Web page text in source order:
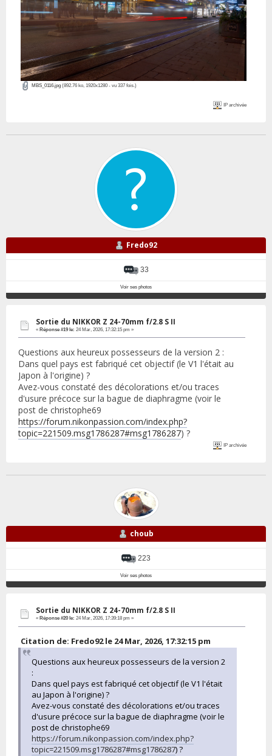
MBS_0116.jpg(892.76 ko, 1920x1280 - vu 337 fois.)
IP archivée
Fredo92
33
Voir ses photos
Sortie du NIKKOR Z 24-70mm f/2.8 S II
« Réponse #19 le: 24 Mar, 2026, 17:32:15 pm »
Questions aux heureux possesseurs de la version 2 :
Dans quel pays est fabriqué cet objectif (le V1 l'était au
Japon à l'origine) ?
Avez-vous constaté des décolorations et/ou traces
d'usure précoce sur la bague de diaphragme (voir le
post de christophe69
https://forum.nikonpassion.com/index.php?
topic=221509.msg1786287#msg1786287) ?
IP archivée
choub
223
Voir ses photos
Sortie du NIKKOR Z 24-70mm f/2.8 S II
« Réponse #20 le: 24 Mar, 2026, 17:39:18 pm »
Citation de: Fredo92 le 24 Mar, 2026, 17:32:15 pm
Questions aux heureux possesseurs de la version 2
:
Dans quel pays est fabriqué cet objectif (le V1 l'était
au Japon à l'origine) ?
Avez-vous constaté des décolorations et/ou traces
d'usure précoce sur la bague de diaphragme (voir le
post de christophe69
https://forum.nikonpassion.com/index.php?
topic=221509.msg1786287#msg1786287) ?